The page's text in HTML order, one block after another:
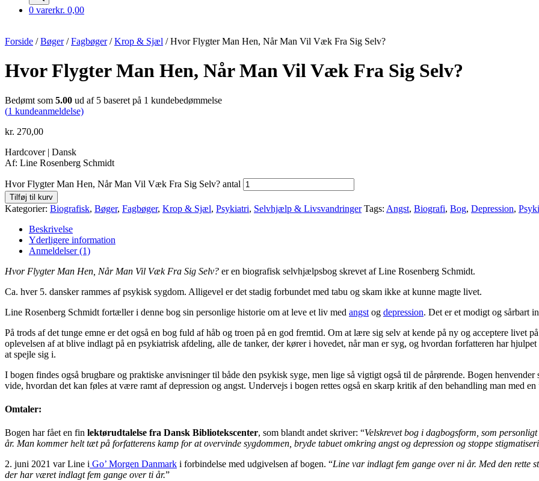
0 varerkr. 0,00
Forside /Bøger/Fagbøger/Krop & Sjæl / Hvor Flygter Man Hen, Når Man Vil Væk Fra Sig Selv?
Hvor Flygter Man Hen, Når Man Vil Væk Fra Sig Selv?
Bedømt som 5.00 ud af 5 baseret på 1 kundebedømmelse
(1 kundeanmeldelse)
kr. 270,00
Hardcover | Dansk
Af: Line Rosenberg Schmidt
Hvor Flygter Man Hen, Når Man Vil Væk Fra Sig Selv? antal
Tilføj til kurv
Kategorier: Biografisk, Bøger, Fagbøger, Krop & Sjæl, Psykiatri, Selvhjælp & Livsvandringer Tags: Angst, Biografi, Bog, Depression,
Beskrivelse
Yderligere information
Anmeldelser (1)
Hvor Flygter Man Hen, Når Man Vil Væk Fra Sig Selv? er en biografisk selvhjælpsbog skrevet af Line Rosenberg Schmidt.
Ca. hver 5. dansker rammes af psykisk sygdom. Alligevel er det stadig forbundet med tabu og skam ikke at kunne magte livet.
Line Rosenberg Schmidt fortæller i denne bog sin personlige historie om at leve et liv med angst og depression. Det er et modigt og sårbart
På trods af det tunge emne er det også en bog fuld af håb og troen på en god fremtid. Om at lære sig selv at kende på ny og acceptere livet
oplevelsen af at blive indlagt på en psykiatrisk afdeling, alle de tanker, der kører i hovedet, når man er syg, og hvordan forfatteren har
at spejle sig i.
I bogen findes også brugbare og praktiske anvisninger til både den psykisk syge, men lige så vigtigt også til de pårørende. Bogen
vide, hvordan det kan føles at være ramt af depression og angst. Undervejs i bogen rettes også en skarp kritik af den behandling man med
Omtaler:
Bogen har fået en fin lektørudtalelse fra Dansk Bibliotekscenter, som blandt andet skriver: “Velskrevet bog i dagbogsform, som
år. Man kommer helt tæt på forfatterens kamp for at overvinde sygdommen, bryde tabuet omkring angst og depression og stoppe
2. juni 2021 var Line i Go’ Morgen Danmark i forbindelse med udgivelsen af bogen. “Line var indlagt fem gange over ni år. Med den rette
der har været indlagt fem gange over ti år.”